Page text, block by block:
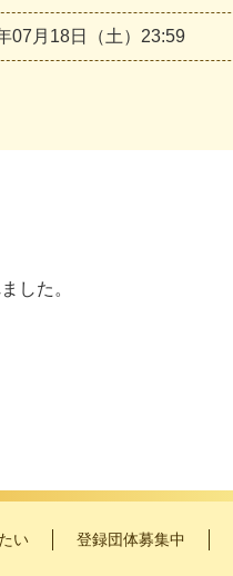
07月18日（土）23:59
した。
い 登録団体募集中